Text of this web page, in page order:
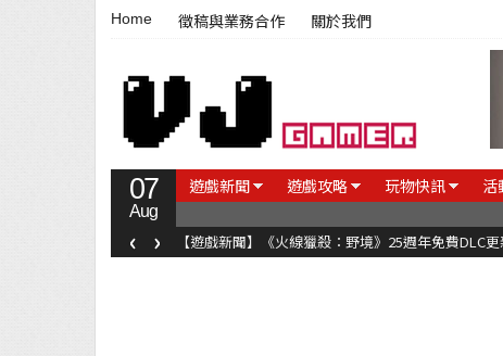
Home 徵稿與業務合作 關於我們
07
Aug
遊戲新聞 遊戲攻略 玩物快訊 活
【遊戲新聞】《火線獵殺：野境》25週年免費DLC
‹ ›